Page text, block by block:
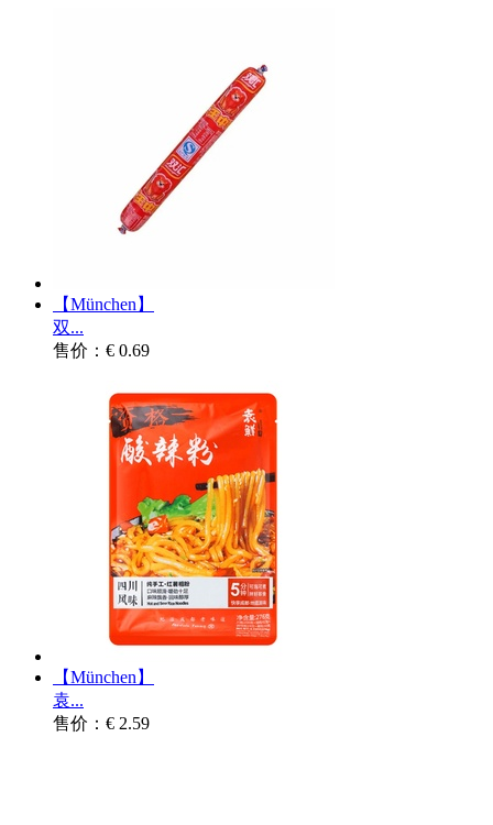
【München】
双...
售价：€ 0.69
【München】
袁...
售价：€ 2.59